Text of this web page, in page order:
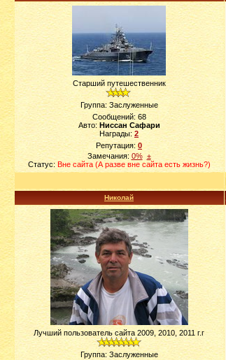
Старший путешественник
Группа: Заслуженные
Сообщений: 68
Авто:Ниссан Сафари
Награды: 2
Репутация:0
Замечания: 0% ±
Статус: Вне сайта (А разве вне сайта есть жизнь?)
Николай
Лучший пользователь сайта 2009, 2010, 2011 г.г
Группа: Заслуженные